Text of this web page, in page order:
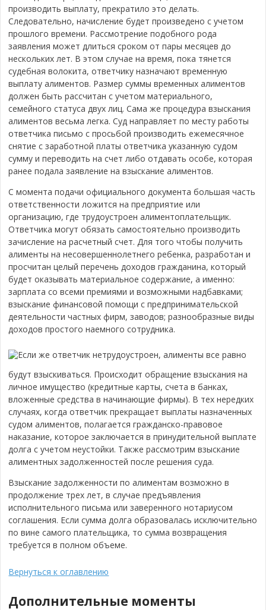
производить выплату, прекратило это делать.
Следовательно, начисление будет произведено с учетом
прошлого времени. Рассмотрение подобного рода
заявления может длиться сроком от пары месяцев до
нескольких лет. В этом случае на время, пока тянется
судебная волокита, ответчику назначают временную
выплату алиментов. Размер суммы временных алиментов
должен быть рассчитан с учетом материального,
семейного статуса двух лиц. Сама же процедура взыскания
алиментов весьма легка. Суд направляет по месту работы
ответчика письмо с просьбой производить ежемесячное
снятие с заработной платы ответчика указанную судом
сумму и переводить на счет либо отдавать особе, которая
ранее подала заявление на взыскание алиментов.
С момента подачи официального документа большая часть
ответственности ложится на предприятие или
организацию, где трудоустроен алиментоплательщик.
Ответчика могут обязать самостоятельно производить
зачисление на расчетный счет. Для того чтобы получить
алименты на несовершеннолетнего ребенка, разработан и
просчитан целый перечень доходов гражданина, который
будет оказывать материальное содержание, а именно:
зарплата со всеми премиями и возможными надбавками;
взыскание финансовой помощи с предпринимательской
деятельности частных фирм, заводов; разнообразные виды
доходов простого наемного сотрудника.
Если же ответчик нетрудоустроен, алименты все равно
будут взыскиваться. Происходит обращение взыскания на
личное имущество (кредитные карты, счета в банках,
вложенные средства в начинающие фирмы). В тех нередких
случаях, когда ответчик прекращает выплаты назначенных
судом алиментов, полагается гражданско-правовое
наказание, которое заключается в принудительной выплате
долга с учетом неустойки. Также рассмотрим взыскание
алиментных задолженностей после решения суда.
Взыскание задолженности по алиментам возможно в
продолжение трех лет, в случае предъявления
исполнительного письма или заверенного нотариусом
соглашения. Если сумма долга образовалась исключительно
по вине самого плательщика, то сумма возвращения
требуется в полном объеме.
Вернуться к оглавлению
Дополнительные моменты